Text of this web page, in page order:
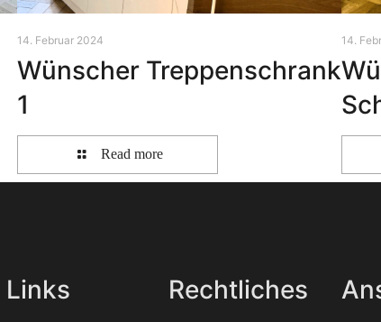
14. Februar 2024
Wünscher Treppenschrank
1
Read more
14.
Links Rechtliches